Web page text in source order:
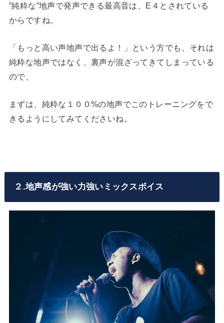
”純粋な”地声で発声できる最高音は、E４とされている
からですね。
「もっと高い声地声で出るよ！」という方でも、それは
純粋な地声ではなく、裏声が混ざってきてしまっている
ので、
まずは、純粋な１００%の地声でこのトレーニングをで
きるようにしてみてくださいね。
２.地声感が強い力強いミックスボイス